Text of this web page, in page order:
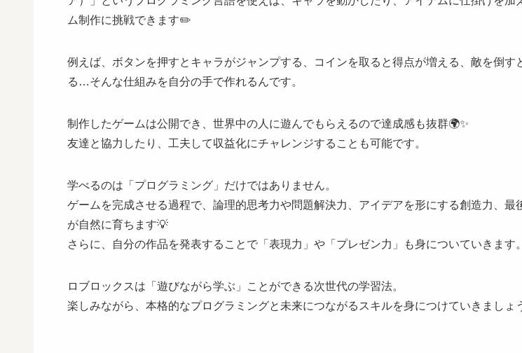
ム制作に挑戦できます✏️
例えば、ボタンを押すとキャラがジャンプする、コインを取ると得点が増える、敵を倒す
る…そんな仕組みを自分の手で作れるんです。
制作したゲームは公開でき、世界中の人に遊んでもらえるので達成感も抜群🌍✨
友達と協力したり、工夫して収益化にチャレンジすることも可能です。
学べるのは「プログラミング」だけではありません。
ゲームを完成させる過程で、論理的思考力や問題解決力、アイデアを形にする創造力、最
が自然に育ちます💡
さらに、自分の作品を発表することで「表現力」や「プレゼン力」も身についていきます。
ロブロックスは「遊びながら学ぶ」ことができる次世代の学習法。
楽しみながら、本格的なプログラミングと未来につながるスキルを身につけていきましょ